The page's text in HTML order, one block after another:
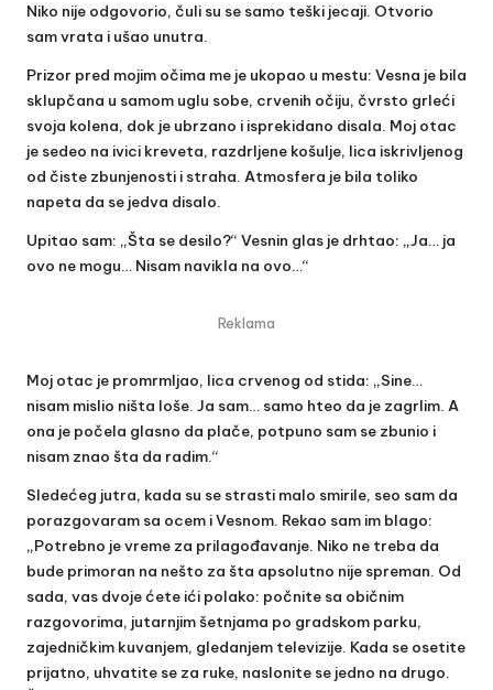
Niko nije odgovorio, čuli su se samo teški jecaji. Otvorio
sam vrata i ušao unutra.
Prizor pred mojim očima me je ukopao u mestu: Vesna je bila
sklupčana u samom uglu sobe, crvenih očiju, čvrsto grleći
svoja kolena, dok je ubrzano i isprekidano disala. Moj otac
je sedeo na ivici kreveta, razdrljene košulje, lica iskrivljenog
od čiste zbunjenosti i straha. Atmosfera je bila toliko
napeta da se jedva disalo.
Upitao sam: „Šta se desilo?“ Vesnin glas je drhtao: „Ja… ja
ovo ne mogu… Nisam navikla na ovo…“
Reklama
Moj otac je promrmljao, lica crvenog od stida: „Sine…
nisam mislio ništa loše. Ja sam… samo hteo da je zagrlim. A
ona je počela glasno da plače, potpuno sam se zbunio i
nisam znao šta da radim.“
Sledećeg jutra, kada su se strasti malo smirile, seo sam da
porazgovaram sa ocem i Vesnom. Rekao sam im blago:
„Potrebno je vreme za prilagođavanje. Niko ne treba da
bude primoran na nešto za šta apsolutno nije spreman. Od
sada, vas dvoje ćete ići polako: počnite sa običnim
razgovorima, jutarnjim šetnjama po gradskom parku,
zajedničkim kuvanjem, gledanjem televizije. Kada se osetite
prijatno, uhvatite se za ruke, naslonite se jedno na drugo.